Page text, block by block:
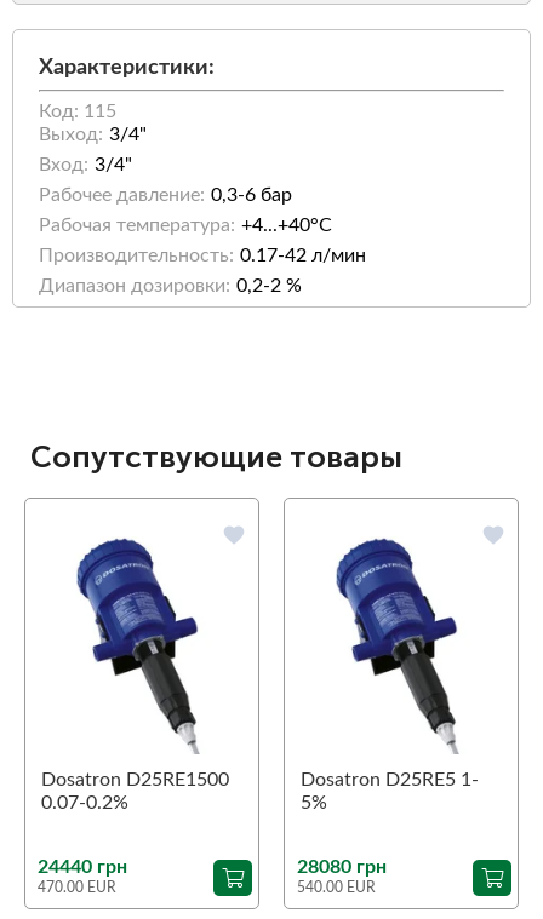
Характеристики:
Код: 115
Выход: 3/4"
Вход: 3/4"
Рабочее давление: 0,3-6 бар
Рабочая температура: +4...+40°C
Производительность: 0.17-42 л/мин
Диапазон дозировки: 0,2-2 %
Сопутствующие товары
favorite
Dosatron D25RE1500
0.07-0.2%
24440 грн
470.00 EUR
favorite
Dosatron D25RE5 1-
5%
28080 грн
540.00 EUR